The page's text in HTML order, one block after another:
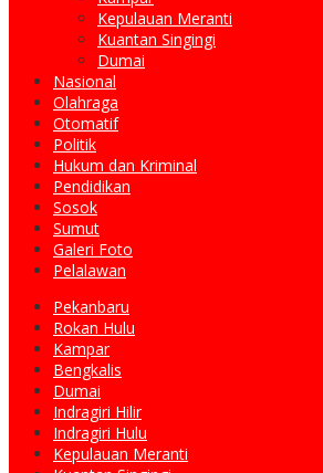
Kepulauan Meranti
Kuantan Singingi
Dumai
Nasional
Olahraga
Otomatif
Politik
Hukum dan Kriminal
Pendidikan
Sosok
Sumut
Galeri Foto
Pelalawan
Pekanbaru
Rokan Hulu
Kampar
Bengkalis
Dumai
Indragiri Hilir
Indragiri Hulu
Kepulauan Meranti